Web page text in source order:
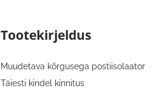
Tootekirjeldus
Muudetava kõrgusega postiisolaator
Täiesti kindel kinnitus